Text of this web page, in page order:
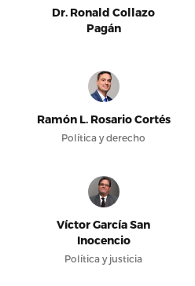
Dr. Ronald Collazo
Pagán
Ramón L. Rosario Cortés
Política y derecho
Víctor García San
Inocencio
Política y justicia